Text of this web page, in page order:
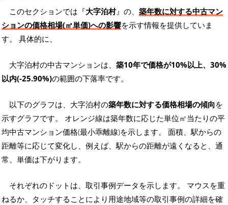
このセクションでは『大字泊村』の、 築年数に対する中古マン
ションの価格相場(㎡単価)への影響を示す情報を提供していま
す。 具体的に、
大字泊村の中古マンションは、 築10年で価格が10%以上、30%
以内(-25.90%)の範囲の下落率です。
以下のグラフは、大字泊村の築年数に対する価格相場の傾向を
示すグラフです。 オレンジ線は築年数に応じた単位㎡当たりの平
均中古マンション価格(最小乖離線)を示します。 面積、駅からの
距離等に応じて変化し、例えば、駅からの距離が遠くなると、通
常、単価は下がります。
それぞれのドットは、取引事例データを示します。 マウスを重
ねるか、タッチすることにより用途地域等の取引事例の詳細を確